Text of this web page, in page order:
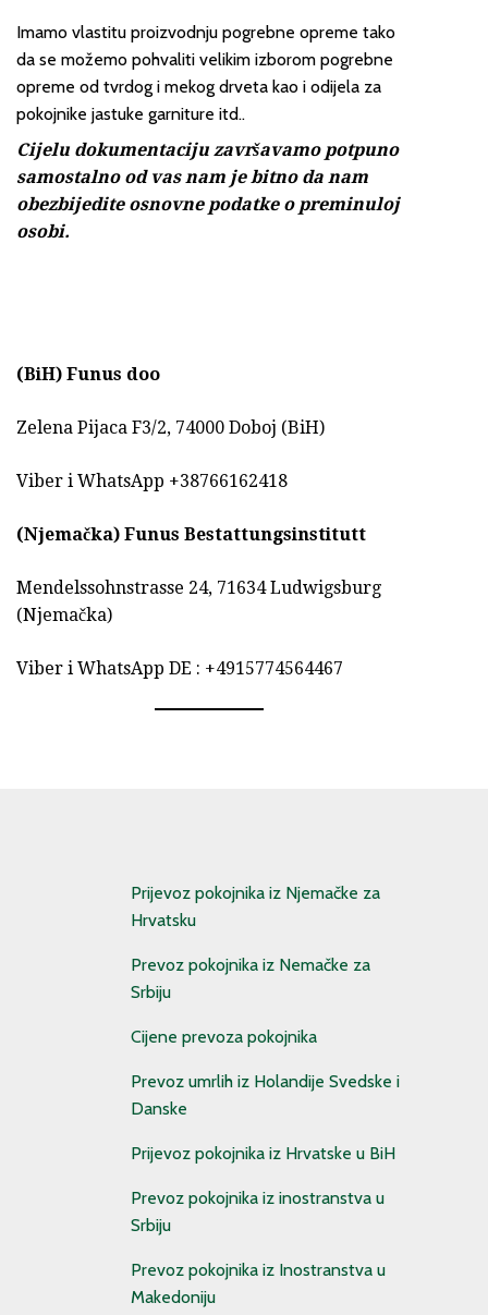
Imamo vlastitu proizvodnju pogrebne opreme tako
da se možemo pohvaliti velikim izborom pogrebne
opreme od tvrdog i mekog drveta kao i odijela za
pokojnike jastuke garniture itd..
Cijelu dokumentaciju završavamo potpuno
samostalno od vas nam je bitno da nam
obezbijedite osnovne podatke o preminuloj
osobi.
(BiH) Funus doo
Zelena Pijaca F3/2, 74000 Doboj (BiH)
Viber i WhatsApp +38766162418
(Njemačka) Funus Bestattungsinstitutt
Mendelssohnstrasse 24, 71634 Ludwigsburg
(Njemačka)
Viber i WhatsApp DE : +4915774564467
Prijevoz pokojnika iz Njemačke za
Hrvatsku
Prevoz pokojnika iz Nemačke za
Srbiju
Cijene prevoza pokojnika
Prevoz umrlih iz Holandije Svedske i
Danske
Prijevoz pokojnika iz Hrvatske u BiH
Prevoz pokojnika iz inostranstva u
Srbiju
Prevoz pokojnika iz Inostranstva u
Makedoniju